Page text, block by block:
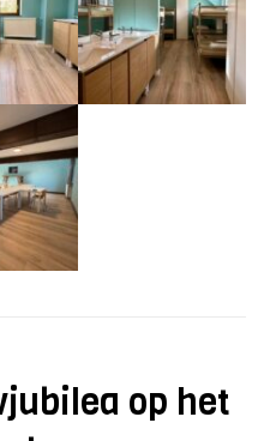
op het